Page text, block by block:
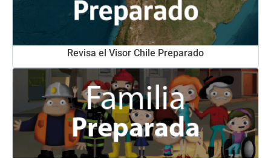
Revisa el Visor Chile Preparado